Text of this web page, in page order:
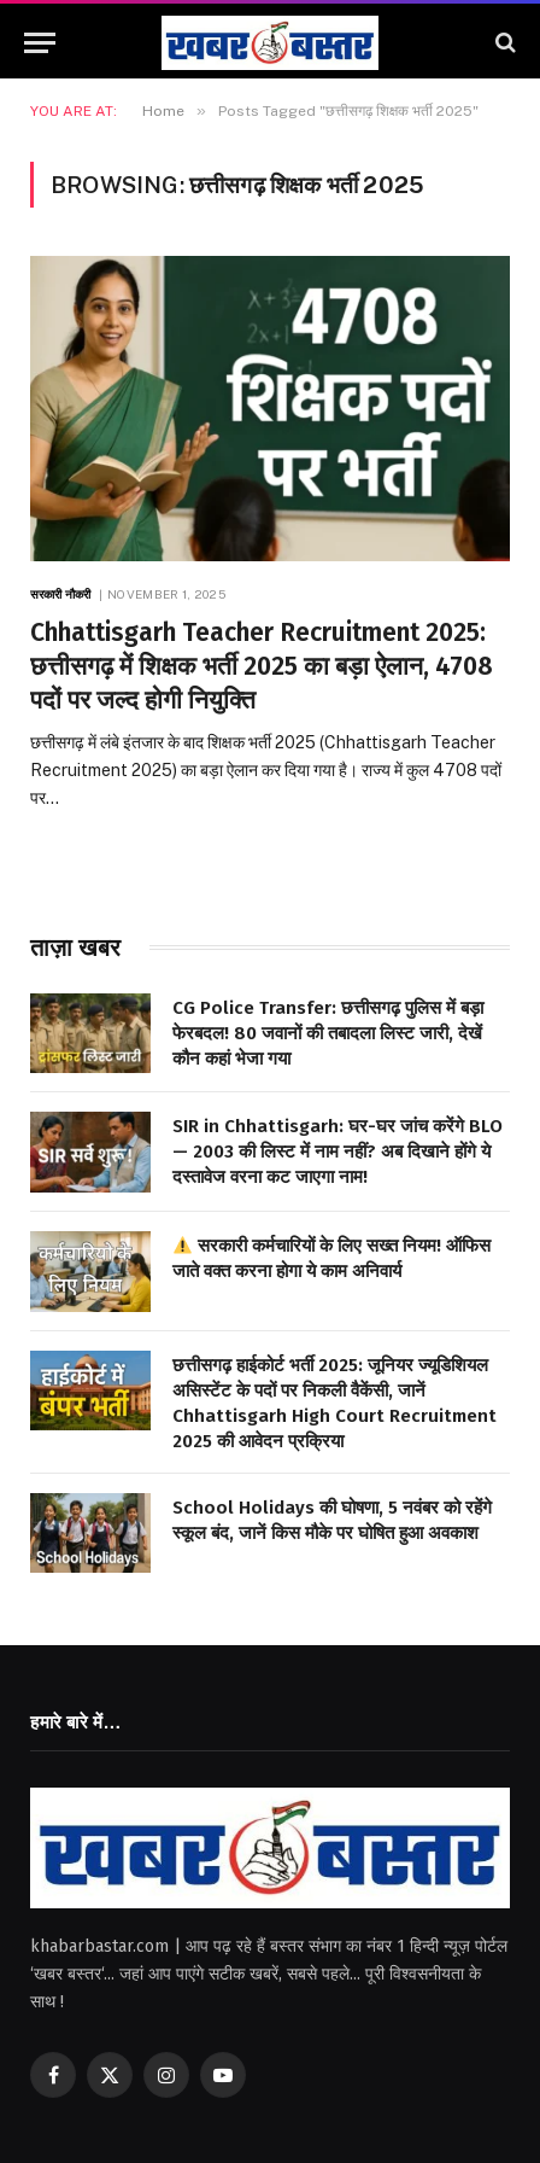
YOU ARE AT: Home » Posts Tagged "छत्तीसगढ़ शिक्षक भर्ती 2025"
BROWSING:छत्तीसगढ़ शिक्षक भर्ती 2025
सरकारी नौकरी NOVEMBER 1, 2025
Chhattisgarh Teacher Recruitment 2025:
छत्तीसगढ़ में शिक्षक भर्ती 2025 का बड़ा ऐलान, 4708
पदों पर जल्द होगी नियुक्ति
छत्तीसगढ़ में लंबे इंतजार के बाद शिक्षक भर्ती 2025 (Chhattisgarh Teacher
Recruitment 2025) का बड़ा ऐलान कर दिया गया है। राज्य में कुल 4708 पदों
पर…
ताज़ा खबर
CG Police Transfer: छत्तीसगढ़ पुलिस में बड़ा
फेरबदल! 80 जवानों की तबादला लिस्ट जारी, देखें
कौन कहां भेजा गया
SIR in Chhattisgarh: घर-घर जांच करेंगे BLO
— 2003 की लिस्ट में नाम नहीं? अब दिखाने होंगे ये
दस्तावेज वरना कट जाएगा नाम!
सरकारी कर्मचारियों के लिए सख्त नियम! ऑफिस
जाते वक्त करना होगा ये काम अनिवार्य
छत्तीसगढ़ हाईकोर्ट भर्ती 2025: जूनियर ज्यूडिशियल
असिस्टेंट के पदों पर निकली वैकेंसी, जानें
Chhattisgarh High Court Recruitment
2025 की आवेदन प्रक्रिया
School Holidays की घोषणा, 5 नवंबर को रहेंगे
स्कूल बंद, जानें किस मौके पर घोषित हुआ अवकाश
हमारे बारे में…
khabarbastar.com | आप पढ़ रहे हैं बस्तर संभाग का नंबर 1 हिन्दी न्यूज़ पोर्टल
‘खबर बस्तर‘... जहां आप पाएंगे सटीक खबरें, सबसे पहले... पूरी विश्वसनीयता के
साथ !
Facebook
X
InstagramYouTube